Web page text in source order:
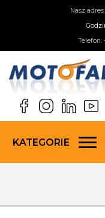
Nasz adres:
Telefon:
KATEGORIE